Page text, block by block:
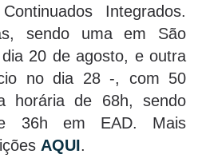
Integrados.
sendo uma em São
20 de agosto, e outra
no dia 28 -, com 50
horária de 68h, sendo
36h em EAD. Mais
AQUI.